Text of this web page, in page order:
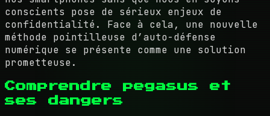
conscients pose de sérieux enjeux de
confidentialité. Face à cela, une nouvelle
méthode pointilleuse d’auto-défense
numérique se présente comme une solution
prometteuse.
Comprendre pegasus et
ses dangers